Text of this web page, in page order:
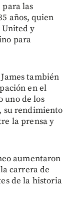
las
años, quien
y
para
también
en el
uno de los
su rendimiento
la prensa y
aumentaron
carrera de
de la historia